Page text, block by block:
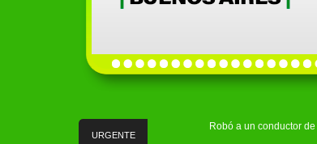
URGENTE
Robó a un conductor